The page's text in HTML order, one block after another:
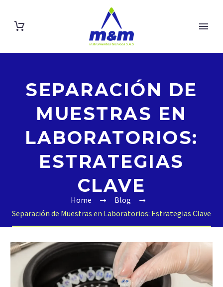
SEPARACIÓN DE
MUESTRAS EN
LABORATORIOS:
ESTRATEGIAS
CLAVE
Home
Blog
Separación de Muestras en Laboratorios: Estrategias Clave